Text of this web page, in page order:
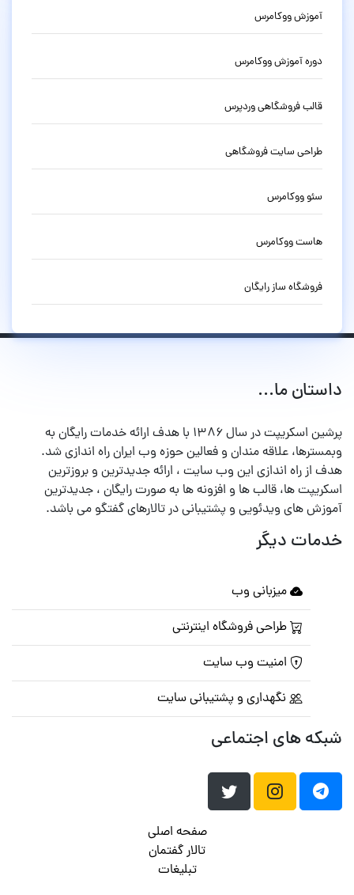
آموزش ووکامرس
دوره آموزش ووکامرس
قالب فروشگاهی وردپرس
طراحی سایت فروشگاهی
سئو ووکامرس
هاست ووکامرس
فروشگاه ساز رایگان
داستان ما...
پرشین اسکریپت در سال ۱۳۸۶ با هدف ارائه خدمات رایگان به
وبمسترها، علاقه مندان و فعالین حوزه وب ایران راه اندازی شد.
هدف از راه اندازی این وب سایت ، ارائه جدیدترین و بروزترین
اسکریپت ها، قالب ها و افزونه ها به صورت رایگان ، جدیدترین
آموزش های ویدئویی و پشتیبانی در تالارهای گفتگو می باشد.
خدمات دیگر
میزبانی وب
طراحی فروشگاه اینترنتی
امنیت وب سایت
نگهداری و پشتیبانی سایت
شبکه های اجتماعی
صفحه اصلی
تالار گفتمان
تبلیغات